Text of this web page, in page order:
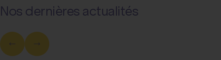
Nos dernières actualités